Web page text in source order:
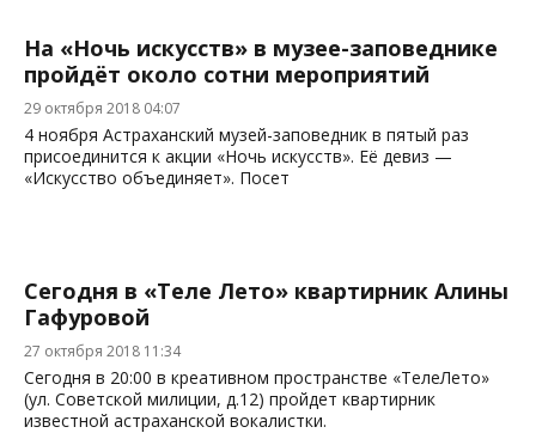
На «Ночь искусств» в музее-заповеднике
пройдёт около сотни мероприятий
29 октября 2018 04:07
4 ноября Астраханский музей-заповедник в пятый раз
присоединится к акции «Ночь искусств». Её девиз —
«Искусство объединяет». Посет
Сегодня в «Теле Лето» квартирник Алины
Гафуровой
27 октября 2018 11:34
Сегодня в 20:00 в креативном пространстве «ТелеЛето»
(ул. Советской милиции, д.12) пройдет квартирник
известной астраханской вокалистки.